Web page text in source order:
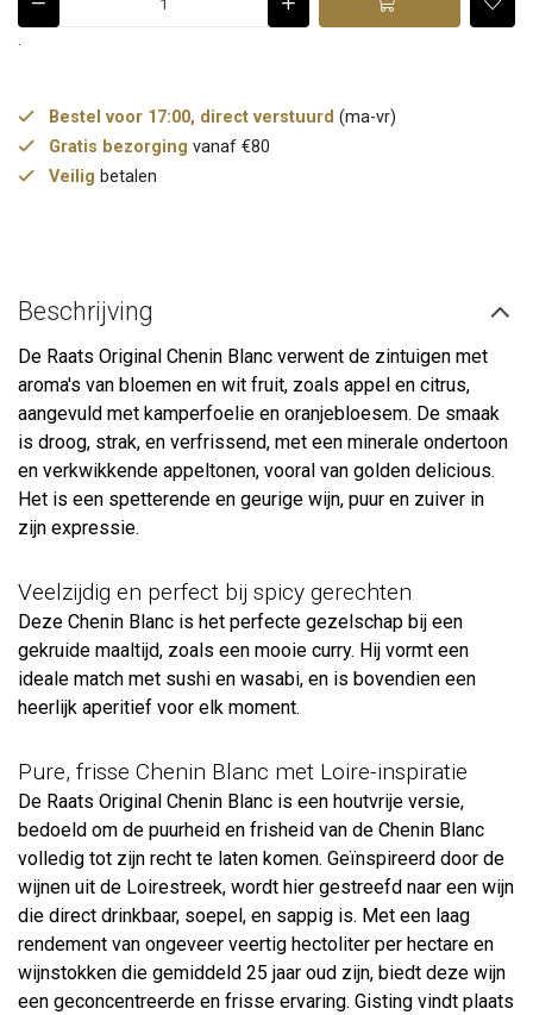
.
Bestel voor 17:00, direct verstuurd (ma-vr)
Gratis bezorging vanaf €80
Veilig betalen
Beschrijving
De Raats Original Chenin Blanc verwent de zintuigen met
aroma's van bloemen en wit fruit, zoals appel en citrus,
aangevuld met kamperfoelie en oranjebloesem. De smaak
is droog, strak, en verfrissend, met een minerale ondertoon
en verkwikkende appeltonen, vooral van golden delicious.
Het is een spetterende en geurige wijn, puur en zuiver in
zijn expressie.
Veelzijdig en perfect bij spicy gerechten
Deze Chenin Blanc is het perfecte gezelschap bij een
gekruide maaltijd, zoals een mooie curry. Hij vormt een
ideale match met sushi en wasabi, en is bovendien een
heerlijk aperitief voor elk moment.
Pure, frisse Chenin Blanc met Loire-inspiratie
De Raats Original Chenin Blanc is een houtvrije versie,
bedoeld om de puurheid en frisheid van de Chenin Blanc
volledig tot zijn recht te laten komen. Geïnspireerd door de
wijnen uit de Loirestreek, wordt hier gestreefd naar een wijn
die direct drinkbaar, soepel, en sappig is. Met een laag
rendement van ongeveer veertig hectoliter per hectare en
wijnstokken die gemiddeld 25 jaar oud zijn, biedt deze wijn
een geconcentreerde en frisse ervaring. Gisting vindt plaats